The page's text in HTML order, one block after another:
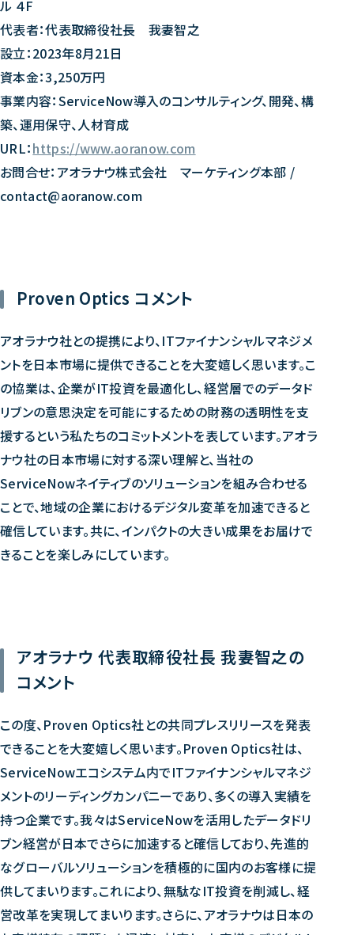
ル ４F
代表者：代表取締役社長 我妻智之
設立：2023年8月21日
資本金：3,250万円
事業内容：ServiceNow導入のコンサルティング、開発、構
築、運用保守、人材育成
URL：https://www.aoranow.com
お問合せ：アオラナウ株式会社 マーケティング本部 /
contact@aoranow.com
Proven Optics コメント
アオラナウ社との提携により、ITファイナンシャルマネジメ
ントを日本市場に提供できることを大変嬉しく思います。こ
の協業は、企業がIT投資を最適化し、経営層でのデータド
リブンの意思決定を可能にするための財務の透明性を支
援するという私たちのコミットメントを表しています。アオラ
ナウ社の日本市場に対する深い理解と、当社の
ServiceNowネイティブのソリューションを組み合わせる
ことで、地域の企業におけるデジタル変革を加速できると
確信しています。共に、インパクトの大きい成果をお届けで
きることを楽しみにしています。
アオラナウ 代表取締役社長 我妻智之の
コメント
この度、Proven Optics社との共同プレスリリースを発表
できることを大変嬉しく思います。Proven Optics社は、
ServiceNowエコシステム内でITファイナンシャルマネジ
メントのリーディングカンパニーであり、多くの導入実績を
持つ企業です。我々はServiceNowを活用したデータドリ
ブン経営が日本でさらに加速すると確信しており、先進的
なグローバルソリューションを積極的に国内のお客様に提
供してまいります。これにより、無駄なIT投資を削減し、経
営改革を実現してまいります。さらに、アオラナウは日本の